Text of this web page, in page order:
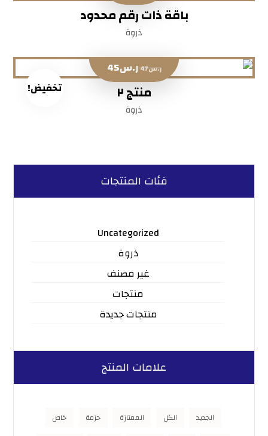
باقة ذات رقم محدود
ذروة
منتج ٢
ذروة
ر.س47ر.س45
تخفيض!
فئات المنتجات
Uncategorized
ذروة
غير مصنف
منتجات
منتجات جديدة
علامات المنتج
الجديد الكل الممتازة حزمة
خاص